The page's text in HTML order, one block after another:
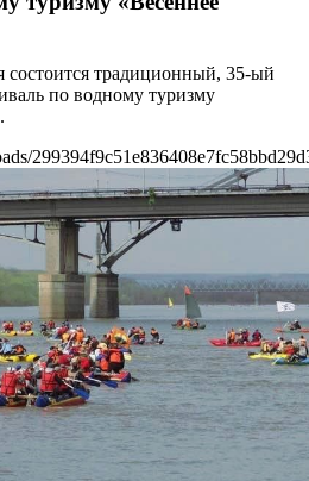
состоится традиционный, 35-ый
по водному туризму